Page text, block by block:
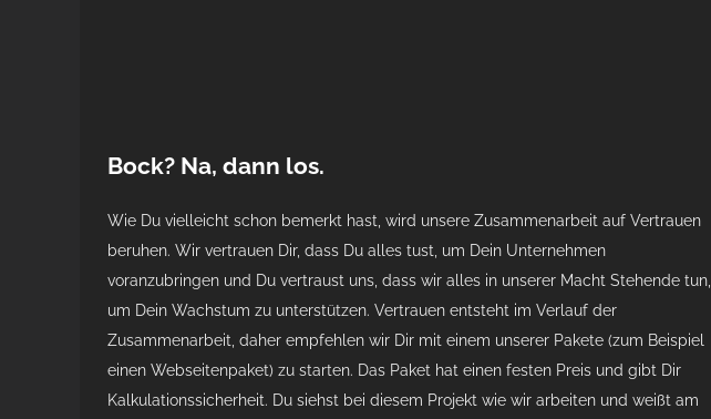
Bock? Na, dann los.
Wie Du vielleicht schon bemerkt hast, wird unsere Zusammenarbeit auf Vertrauen
beruhen. Wir vertrauen Dir, dass Du alles tust, um Dein Unternehmen
voranzubringen und Du vertraust uns, dass wir alles in unserer Macht Stehende tun,
um Dein Wachstum zu unterstützen. Vertrauen entsteht im Verlauf der
Zusammenarbeit, daher empfehlen wir Dir mit einem unserer Pakete (zum Beispiel
einen Webseitenpaket) zu starten. Das Paket hat einen festen Preis und gibt Dir
Kalkulationssicherheit. Du siehst bei diesem Projekt wie wir arbeiten und weißt am